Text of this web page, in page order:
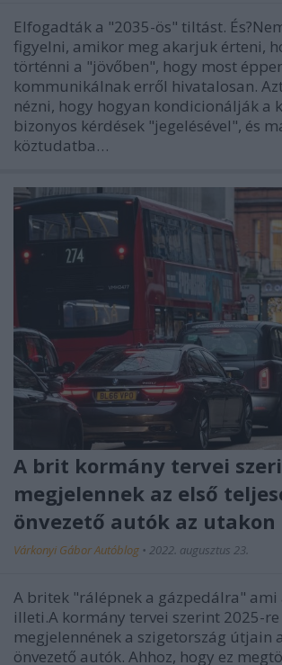
Elfogadták a "2035-ös" tiltást.
figyelni, amikor meg akarjuk érteni,
történni a "jövőben", hogy most
kommunikálnak erről hivatalosan.
nézni, hogy hogyan kondicionálják a
bizonyos kérdések "jegelésével", és
köztudatba…
A brit kormány tervei
megjelennek az első
önvezető autók az utakon
Várkonyi Gábor Autóblog • 2022. augusztus 23.
A britek "rálépnek a gázpedálra" ami
illeti.A kormány tervei szerint 2025-re
megjelennének a szigetország útjain
önvezető autók. Ahhoz, hogy ez